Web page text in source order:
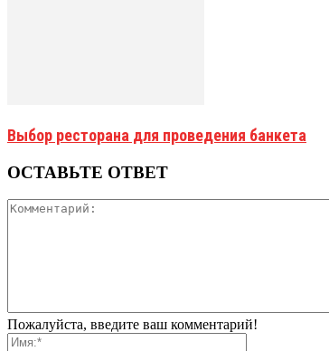
Выбор ресторана для проведения банкета
ОСТАВЬТЕ ОТВЕТ
Пожалуйста, введите ваш комментарий!